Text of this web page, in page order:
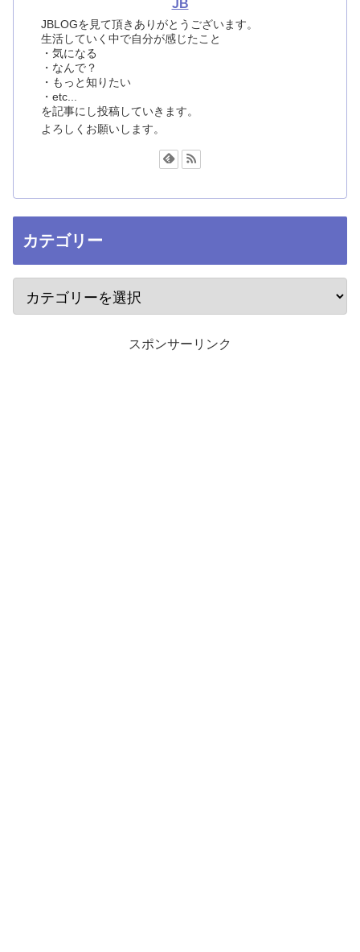
JB
JBLOGを見て頂きありがとうございます。
生活していく中で自分が感じたこと
・気になる
・なんで？
・もっと知りたい
・etc...
を記事にし投稿していきます。
よろしくお願いします。
カテゴリー
スポンサーリンク